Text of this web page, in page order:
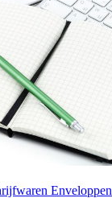
Enveloppen